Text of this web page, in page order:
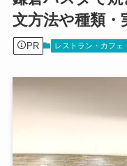
文方法や種類・
PR レストラン・カフェ